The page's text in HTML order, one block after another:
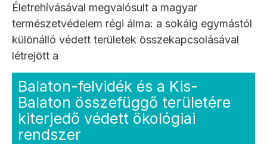
Életrehívásával megvalósult a magyar
természetvédelem régi álma: a sokáig egymástól
különálló védett területek összekapcsolásával
létrejött a
Balaton-felvidék és a Kis-
Balaton összefüggő területére
kiterjedő védett ökológiai
rendszer